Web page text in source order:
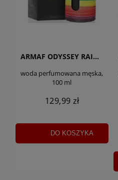
ARMAF ODYSSEY RAINBOW EDITION
woda perfumowana męska,
100 ml
129,99 zł
DO KOSZYKA